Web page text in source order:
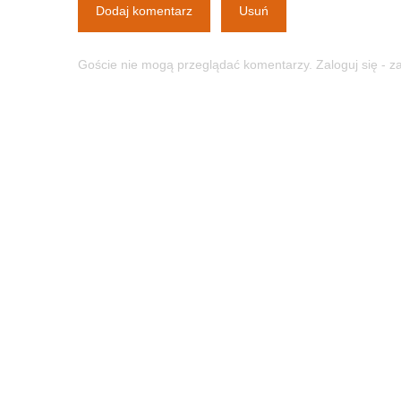
Dodaj komentarz Usuń
Goście nie mogą przeglądać komentarzy. Zaloguj się -